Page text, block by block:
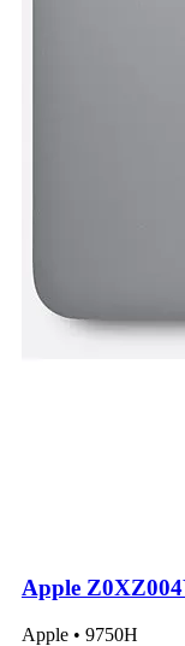
Apple
Apple • 9750H